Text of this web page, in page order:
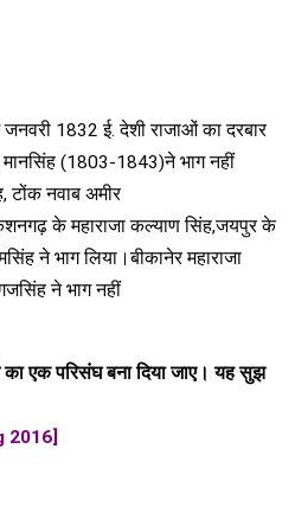
1832 ई. देशी राजाओं का दरबार
(1803-1843)ने भाग नहीं
टोंक नवाब अमीर
के महाराजा कल्याण सिंह,जयपुर के
ने भाग लिया।बीकानेर महाराजा
ने भाग नहीं
एक परिसंघ बना दिया जाए। यह सुझ
2016]